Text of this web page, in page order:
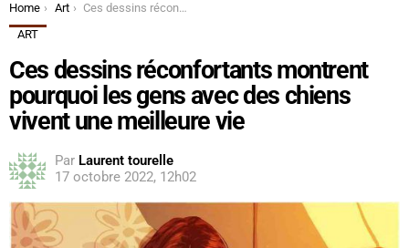
You are here:
Home Art
Ces dessins réconfortants montrent pourquoi les gens avec des chiens vivent une meilleure vie
ART
Ces dessins réconfortants montrent
pourquoi les gens avec des chiens
vivent une meilleure vie
Par Laurent tourelle
17 octobre 2022, 12h02